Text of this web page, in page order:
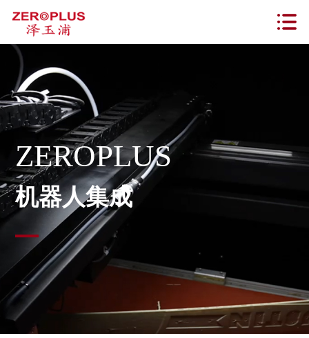
ZEROPLUS
机器人集成